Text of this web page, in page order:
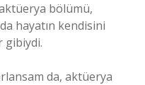
bölümü,
hayatın kendisini
gibiydi.
da, aktüerya